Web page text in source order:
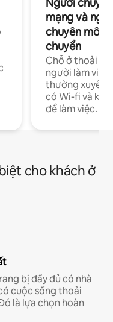
mạng và
chuyên môn
chuyển
Chỗ ở thoải
người làm việc
thường xuyên
có Wi-fi và
để làm việc.
cho khách ở
bị đầy đủ có nhà
cuộc sống thoải
là lựa chọn hoàn